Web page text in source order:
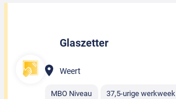
Glaszetter
Weert
MBO Niveau 37,5-urige werkweek